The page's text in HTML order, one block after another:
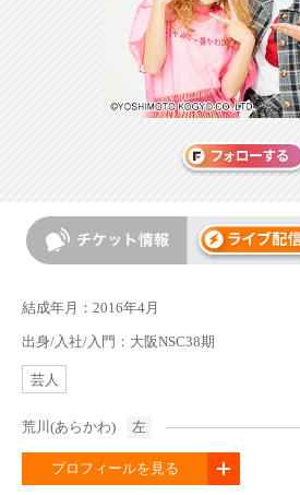
結成年月：2016年4月
出身/入社/入門：大阪NSC38期
芸人
荒川(あらかわ) 左
プロフィールを見る